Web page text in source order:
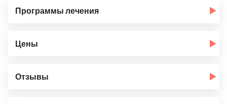
Программы лечения
Цены
Отзывы